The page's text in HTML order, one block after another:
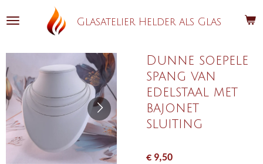
direct
hoofdinhoud
Glasatelier Helder als Glas
Dunne soepele
spang van
edelstaal met
bajonet
sluiting
€ 9,50